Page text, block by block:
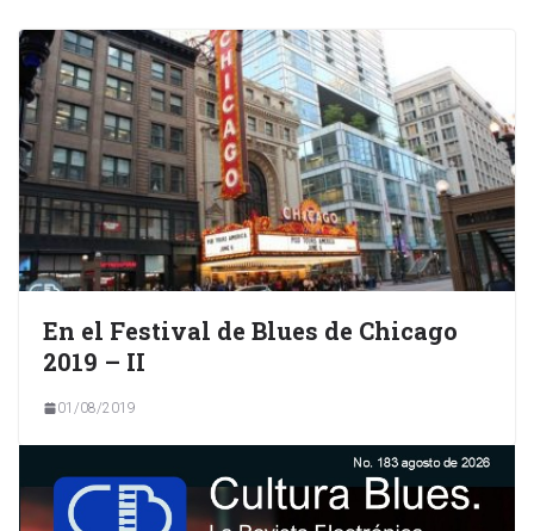
En el Festival de Blues de Chicago
2019 – II
01/08/2019